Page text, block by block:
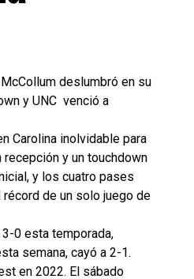
deslumbró en su
y UNC venció a
Carolina inolvidable para
y un touchdown
y los cuatro pases
de un solo juego de
0 esta temporada,
semana, cayó a 2-1.
en 2022. El sábado